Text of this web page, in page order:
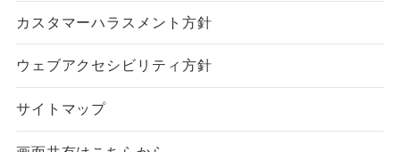
カスタマーハラスメント方針
ウェブアクセシビリティ方針
サイトマップ